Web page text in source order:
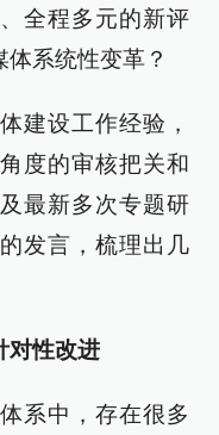
全程多元的新评
系统性变革？
建设工作经验，
度的审核把关和
最新多次专题研
发言，梳理出几
对性改进
系中，存在很多